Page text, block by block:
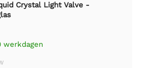
Crystal Light Valve -
werkdagen